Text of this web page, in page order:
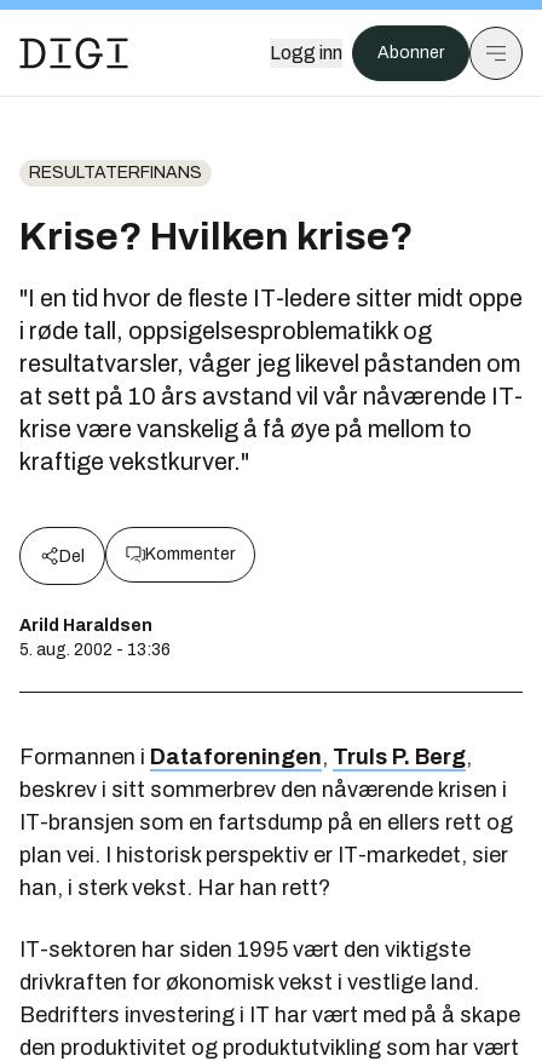
Logg inn Abonner
RESULTATERFINANS
Krise? Hvilken krise?
"I en tid hvor de fleste IT-ledere sitter midt oppe
i røde tall, oppsigelsesproblematikk og
resultatvarsler, våger jeg likevel påstanden om
at sett på 10 års avstand vil vår nåværende IT-
krise være vanskelig å få øye på mellom to
kraftige vekstkurver."
Del Kommenter
Arild Haraldsen
5. aug. 2002 - 13:36
Formannen i Dataforeningen, Truls P. Berg,
beskrev i sitt sommerbrev den nåværende krisen i
IT-bransjen som en fartsdump på en ellers rett og
plan vei. I historisk perspektiv er IT-markedet, sier
han, i sterk vekst. Har han rett?
IT-sektoren har siden 1995 vært den viktigste
drivkraften for økonomisk vekst i vestlige land.
Bedrifters investering i IT har vært med på å skape
den produktivitet og produktutvikling som har vært